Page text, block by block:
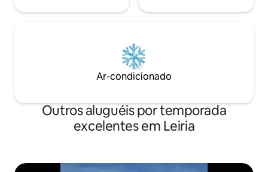
Ar-condicionado
Outros aluguéis por temporada
excelentes em Leiria